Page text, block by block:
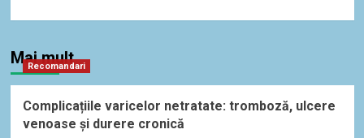
Mai mult
Recomandari
Complicațiile varicelor netratate: tromboză, ulcere
venoase și durere cronică